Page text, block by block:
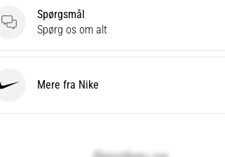
Spørgsmål
Spørgsmål
Spørg os om alt
Mere fra Nike